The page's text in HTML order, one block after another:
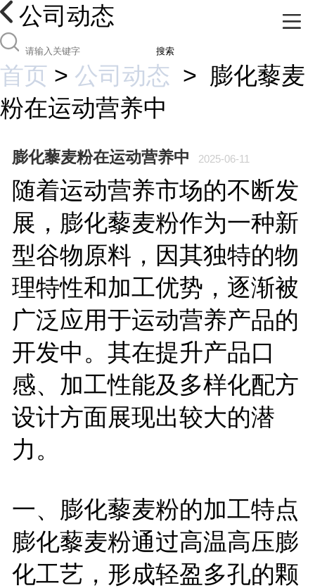
公司动态
搜索
首页 > 公司动态 > 膨化藜麦
粉在运动营养中
膨化藜麦粉在运动营养中 2025-06-11
随着运动营养市场的不断发
展，膨化藜麦粉作为一种新
型谷物原料，因其独特的物
理特性和加工优势，逐渐被
广泛应用于运动营养产品的
开发中。其在提升产品口
感、加工性能及多样化配方
设计方面展现出较大的潜
力。
一、膨化藜麦粉的加工特点
膨化藜麦粉通过高温高压膨
化工艺，形成轻盈多孔的颗